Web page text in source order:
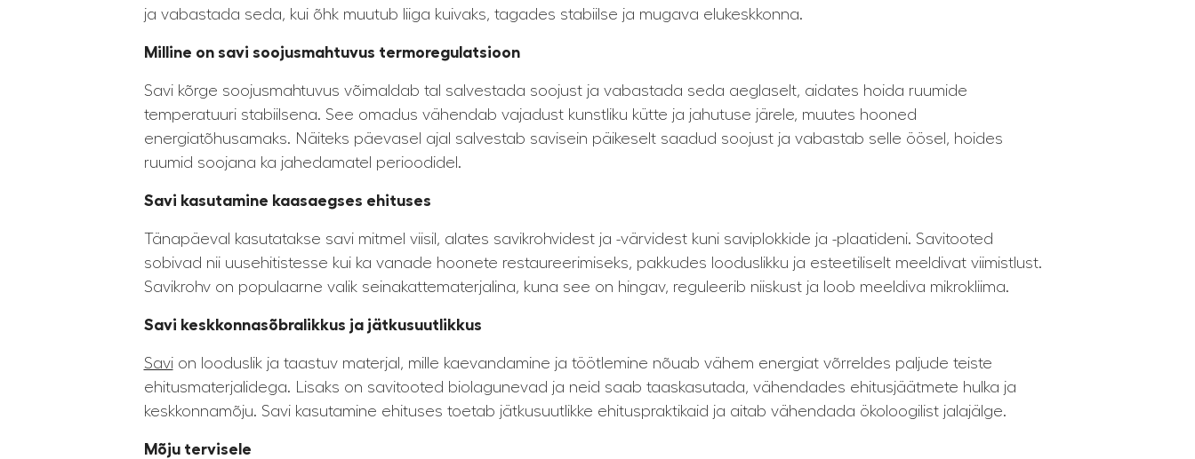
ja vabastada seda, kui õhk muutub liiga kuivaks, tagades stabiilse ja mugava elukeskkonna.
Milline on savi soojusmahtuvus termoregulatsioon
Savi kõrge soojusmahtuvus võimaldab tal salvestada soojust ja vabastada seda aeglaselt, aidates hoida ruumide
temperatuuri stabiilsena. See omadus vähendab vajadust kunstliku kütte ja jahutuse järele, muutes hooned
energiatõhusamaks. Näiteks päevasel ajal salvestab savisein päikeselt saadud soojust ja vabastab selle öösel, hoides
ruumid soojana ka jahedamatel perioodidel.
Savi kasutamine kaasaegses ehituses
Tänapäeval kasutatakse savi mitmel viisil, alates savikrohvidest ja -värvidest kuni saviplokkide ja -plaatideni. Savitooted
sobivad nii uusehitistesse kui ka vanade hoonete restaureerimiseks, pakkudes looduslikku ja esteetiliselt meeldivat viimistlust.
Savikrohv on populaarne valik seinakattematerjalina, kuna see on hingav, reguleerib niiskust ja loob meeldiva mikrokliima.
Savi keskkonnasõbralikkus ja jätkusuutlikkus
Savi on looduslik ja taastuv materjal, mille kaevandamine ja töötlemine nõuab vähem energiat võrreldes paljude teiste
ehitusmaterjalidega. Lisaks on savitooted biolagunevad ja neid saab taaskasutada, vähendades ehitusjäätmete hulka ja
keskkonnamõju. Savi kasutamine ehituses toetab jätkusuutlikke ehituspraktikaid ja aitab vähendada ökoloogilist jalajälge.
Mõju tervisele